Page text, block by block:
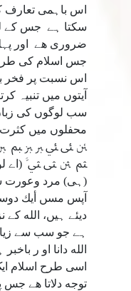
اس باہمی تعارف
سکتا ہے جس كے
ضرورى هے اور
جس اسلام کی
اس نسبت پر فخر
آیتوں میں تنبیہ
سب لوگوں کی
محفلوں میں
ﱧ ﱨ ﱩ ﱪ ﱫ ﱬ
ﱸ ﱹ ﱺ ﱻ ﱠ (اے
(ہى) مرد وعورت
آپس مسں أيك
ديئے ہيں، الله
ہے جو سب سے
الله دانا او ر
اسی طرح اسلام
توجه دلاتا هے جس